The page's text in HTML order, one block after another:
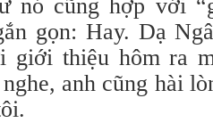
nó cũng hợp với
gọn: Hay. Dạ
giới thiệu hôm ra
anh cũng hài